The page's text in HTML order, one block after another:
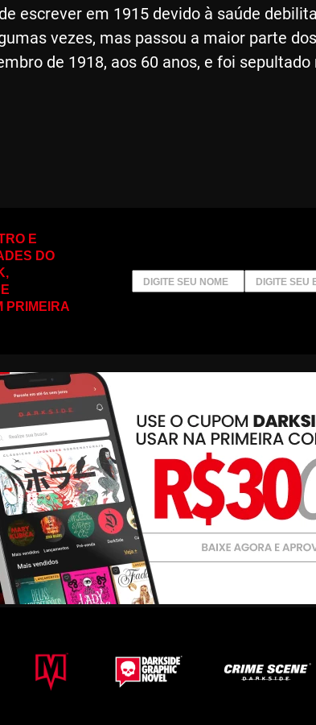
escrever em 1915 devido à saúde
vezes, mas passou a maior parte
de 1918, aos 60 anos, e foi
E
DO
PRIMEIRA